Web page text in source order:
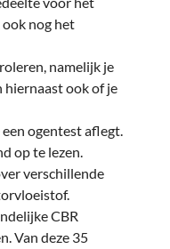
nog het
namelijk je
ook of je
ogentest aflegt.
op te lezen.
verschillende
CBR
Van deze 35